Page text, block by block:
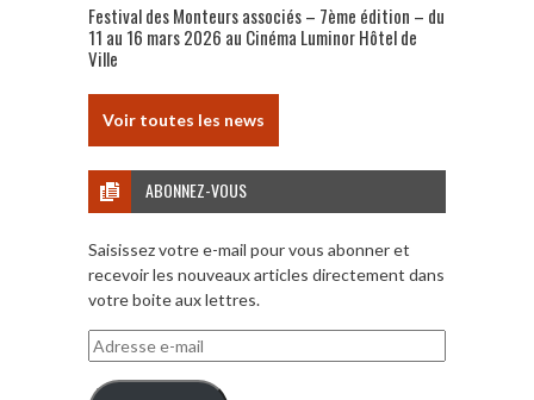
Festival des Monteurs associés – 7ème édition – du
11 au 16 mars 2026 au Cinéma Luminor Hôtel de
Ville
Voir toutes les news
ABONNEZ-VOUS
Saisissez votre e-mail pour vous abonner et
recevoir les nouveaux articles directement dans
votre boite aux lettres.
Adresse
e-
mail